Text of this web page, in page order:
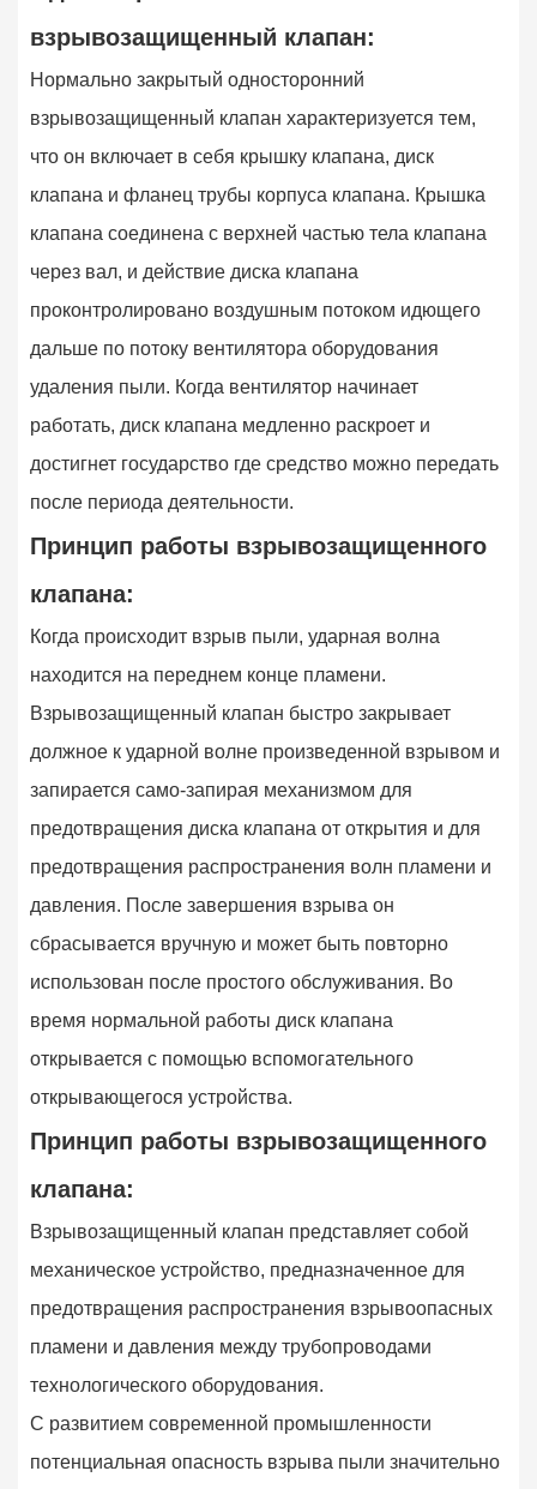
взрывозащищенный клапан:
Нормально закрытый односторонний
взрывозащищенный клапан характеризуется тем,
что он включает в себя крышку клапана, диск
клапана и фланец трубы корпуса клапана. Крышка
клапана соединена с верхней частью тела клапана
через вал, и действие диска клапана
проконтролировано воздушным потоком идющего
дальше по потоку вентилятора оборудования
удаления пыли. Когда вентилятор начинает
работать, диск клапана медленно раскроет и
достигнет государство где средство можно передать
после периода деятельности.
Принцип работы взрывозащищенного
клапана:
Когда происходит взрыв пыли, ударная волна
находится на переднем конце пламени.
Взрывозащищенный клапан быстро закрывает
должное к ударной волне произведенной взрывом и
запирается само-запирая механизмом для
предотвращения диска клапана от открытия и для
предотвращения распространения волн пламени и
давления. После завершения взрыва он
сбрасывается вручную и может быть повторно
использован после простого обслуживания. Во
время нормальной работы диск клапана
открывается с помощью вспомогательного
открывающегося устройства.
Принцип работы взрывозащищенного
клапана:
Взрывозащищенный клапан представляет собой
механическое устройство, предназначенное для
предотвращения распространения взрывоопасных
пламени и давления между трубопроводами
технологического оборудования.
С развитием современной промышленности
потенциальная опасность взрыва пыли значительно